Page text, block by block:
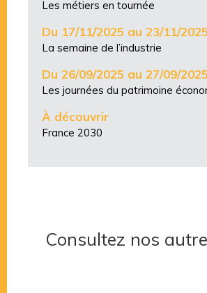
Les métiers en tournée
Du 17/11/2025 au 23/11/2025
La semaine de l’industrie
Du 26/09/2025 au 27/09/2025
Les journées du patrimoine
À découvrir
France 2030
Consultez nos